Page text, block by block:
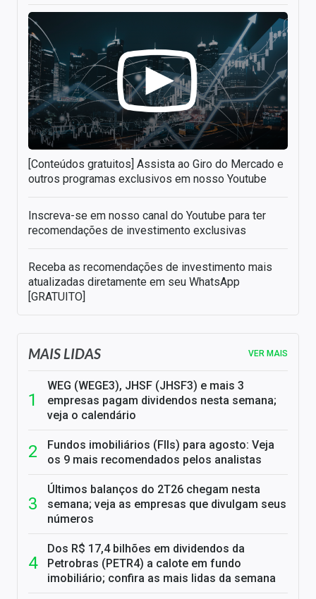
[Conteúdos gratuitos] Assista ao Giro do Mercado e
outros programas exclusivos em nosso Youtube
Inscreva-se em nosso canal do Youtube para ter
recomendações de investimento exclusivas
Receba as recomendações de investimento mais
atualizadas diretamente em seu WhatsApp
[GRATUITO]
MAIS LIDAS VER MAIS
WEG (WEGE3), JHSF (JHSF3) e mais 3
empresas pagam dividendos nesta semana;
veja o calendário
Fundos imobiliários (FIIs) para agosto: Veja
os 9 mais recomendados pelos analistas
Últimos balanços do 2T26 chegam nesta
semana; veja as empresas que divulgam seus
números
Dos R$ 17,4 bilhões em dividendos da
Petrobras (PETR4) a calote em fundo
imobiliário; confira as mais lidas da semana